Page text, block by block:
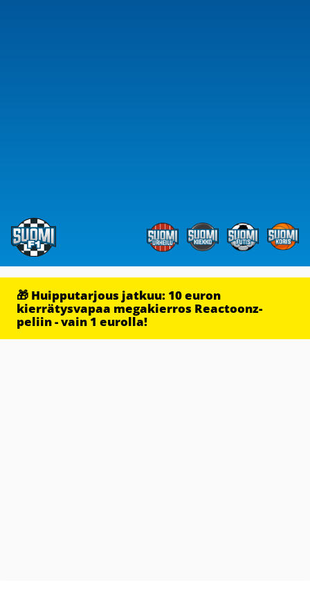
🎁 Huipputarjous jatkuu: 10 euron
kierrätysvapaa megakierros Reactoonz-
peliin - vain 1 eurolla!